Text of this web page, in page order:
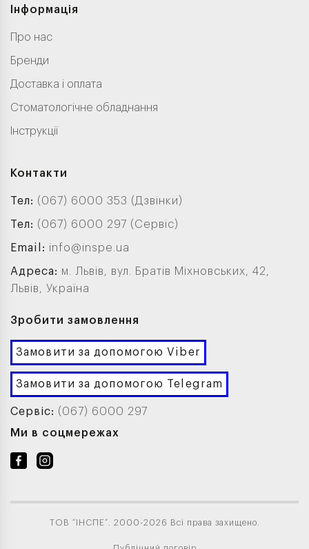
Інформація
Про нас
Бренди
Доставка і оплата
Стоматологічне обладнання
Інструкції
Контакти
Тел: (067) 6000 353 (Дзвінки)
Тел: (067) 6000 297 (Сервіс)
Email: info@inspe.ua
Адреса: м. Львів, вул. Братів Міхновських, 42,
Львів, Україна
Зробити замовлення
Замовити за допомогою Viber
Замовити за допомогою Telegram
Сервіс: (067) 6000 297
Ми в соцмережах
ТОВ “ІНСПЕ”. 2000-2026 Всі права захищено.